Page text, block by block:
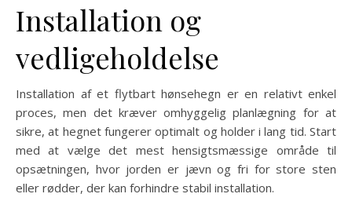
Installation og
vedligeholdelse
Installation af et flytbart hønsehegn er en relativt enkel
proces, men det kræver omhyggelig planlægning for at
sikre, at hegnet fungerer optimalt og holder i lang tid. Start
med at vælge det mest hensigtsmæssige område til
opsætningen, hvor jorden er jævn og fri for store sten
eller rødder, der kan forhindre stabil installation.